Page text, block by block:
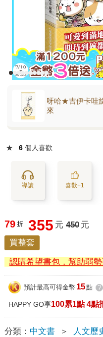
呀哈★吉伊卡哇
來
★ 6 個人喜歡
導讀 喜歡+1
79 折 355 元 450 元
買整套
認購希望書包，幫助弱
預計最高可得金幣 15點 ?
HAPPY GO享100累1點 4點
分類： 中文書 ＞ 人文歷